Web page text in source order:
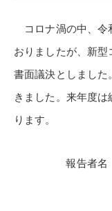
コロナ渦の中、令
おりましたが、新
書面議決としまし
きました。来年度
ります。
報告者